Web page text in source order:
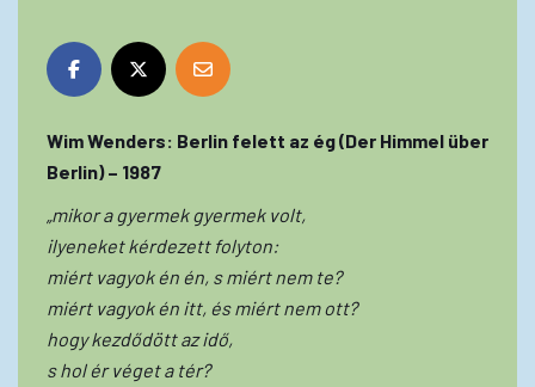
Wim Wenders: Berlin felett az ég (Der Himmel über
Berlin) – 1987
„mikor a gyermek gyermek volt,
ilyeneket kérdezett folyton:
miért vagyok én én, s miért nem te?
miért vagyok én itt, és miért nem ott?
hogy kezdődött az idő,
s hol ér véget a tér?